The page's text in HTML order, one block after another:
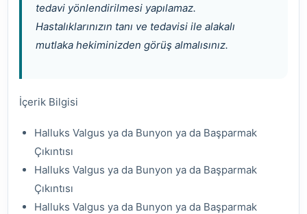
tedavi yönlendirilmesi yapılamaz.
Hastalıklarınızın tanı ve tedavisi ile alakalı
mutlaka hekiminizden görüş almalısınız.
İçerik Bilgisi
Halluks Valgus ya da Bunyon ya da Başparmak
Çıkıntısı
Halluks Valgus ya da Bunyon ya da Başparmak
Çıkıntısı
Halluks Valgus ya da Bunyon ya da Başparmak